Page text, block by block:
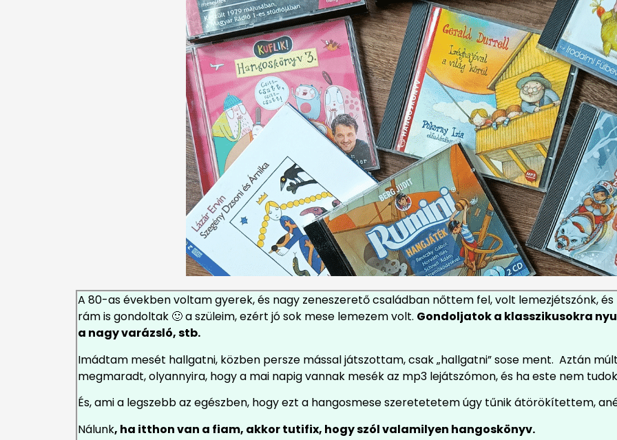
A 80-as években voltam gyerek, és nagy zeneszerető családban nőttem fel, volt lemezjétszónk,
rám is gondoltak 🙂 a szüleim, ezért jó sok mese lemezem volt. Gondoljatok a klasszikusokra
a nagy varázsló, stb.
Imádtam mesét hallgatni, közben persze mással játszottam, csak „hallgatni” sose ment. Aztán
megmaradt, olyannyira, hogy a mai napig vannak mesék az mp3 lejátszómon, és ha este nem
És, ami a legszebb az egészben, hogy ezt a hangosmese szeretetetem úgy tűnik átörökítettem,
Nálunk, ha itthon van a fiam, akkor tutifix, hogy szól valamilyen hangoskönyv.